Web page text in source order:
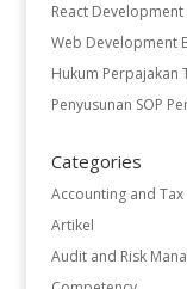
React Development
Web Development
Hukum Perpajakan
Penyusunan SOP
Categories
Accounting and Tax
Artikel
Audit and Risk